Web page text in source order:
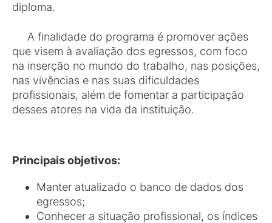
diploma.
A finalidade do programa é promover ações
que visem à avaliação dos egressos, com foco
na inserção no mundo do trabalho, nas posições,
nas vivências e nas suas dificuldades
profissionais, além de fomentar a participação
desses atores na vida da instituição.
Principais objetivos:
Manter atualizado o banco de dados dos
egressos;
Conhecer a situação profissional, os índices